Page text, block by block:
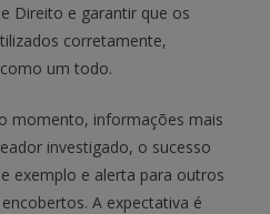
Direito e garantir que os
corretamente,
um todo.
momento, informações mais
investigado, o sucesso
exemplo e alerta para outros
A expectativa é